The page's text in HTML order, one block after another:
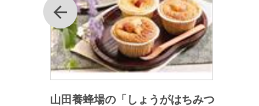
前
山田養蜂場の「しょうがはちみつ